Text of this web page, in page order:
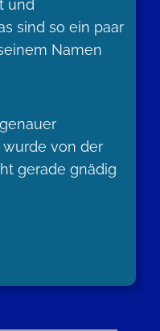
und
sind so ein paar
Namen
wurde von der
gerade gnädig